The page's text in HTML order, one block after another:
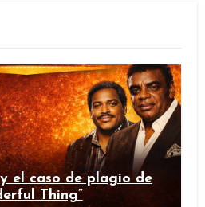
el caso de plagio de
Thing”